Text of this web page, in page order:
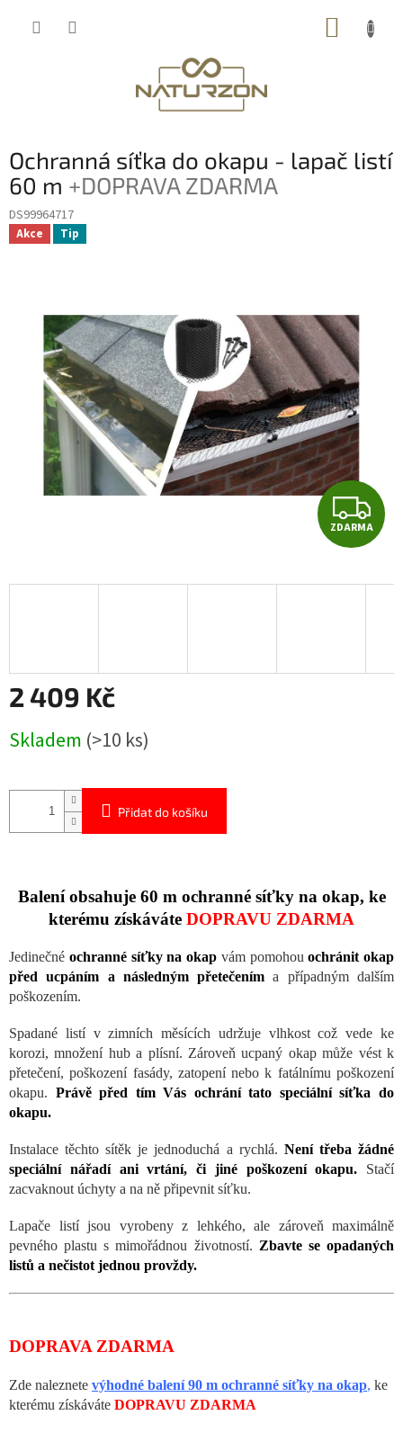
Ochranná síťka do okapu - lapač listí
60 m +DOPRAVA ZDARMA
DS99964717
Akce Tip
Z
D
A
ZDARMA
2 409 Kč
cena:
Skladem (>10 ks)
Přidat do košíku
Balení obsahuje 60 m ochranné síťky na okap, ke
kterému získáváte DOPRAVU ZDARMA
Jedinečné ochranné síťky na okap vám pomohouochránit okap
před ucpáním a následným přetečením a případným dalším
poškozením.
Spadané listí v zimních měsících udržuje vlhkost což vede ke
korozi, množení hub a plísní. Zároveň ucpaný okap může vést k
přetečení, poškození fasády, zatopení nebo k fatálnímu poškození
okapu. Právě před tím Vás ochrání tato speciální síťka do
okapu.
Instalace těchto sítěk je jednoduchá a rychlá. Není třeba žádné
speciální nářadí ani vrtání, či jiné poškození okapu.
Stačí
zacvaknout úchyty a na ně připevnit síťku.
Lapače listí jsou vyrobeny z lehkého, ale zároveň maximálně
pevného plastu s mimořádnou životností. Zbavte se opadaných
listů a nečistot jednou provždy.
DOPRAVA ZDARMA
Zde naleznete výhodné balení 90 m ochranné síťky na okap, ke
kterému získáváte DOPRAVU ZDARMA